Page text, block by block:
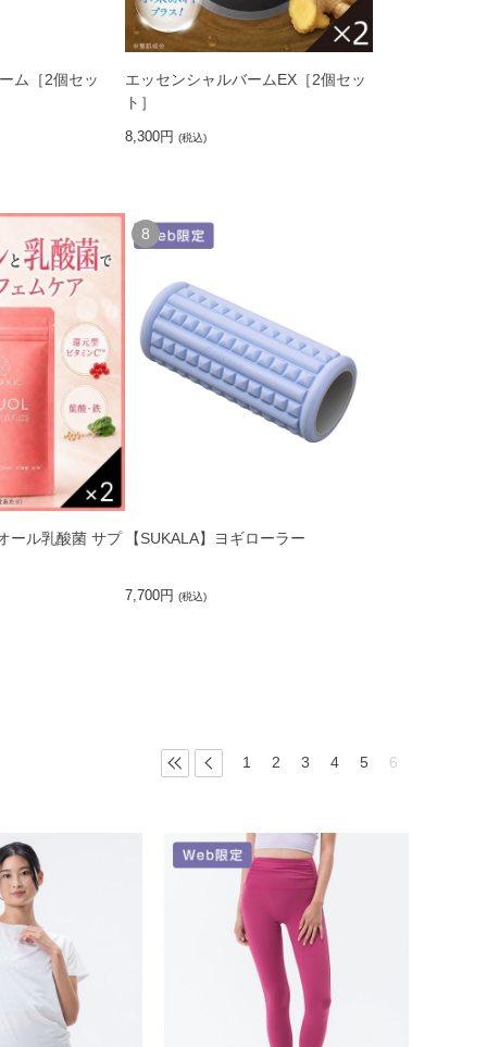
ム［2個セッ
エッセンシャルバームEX［2個セッ
ト］
8,300円 (税込)
ール乳酸菌 サプ
8
【SUKALA】ヨギローラー
7,700円 (税込)
1 2 3 4 5 6